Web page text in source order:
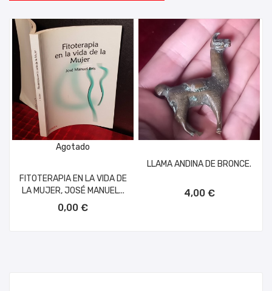
Agotado
FITOTERAPIA EN LA VIDA DE
LA MUJER, JOSÉ MANUEL...
0,00 €
LLAMA ANDINA DE BRONCE.
4,00 €